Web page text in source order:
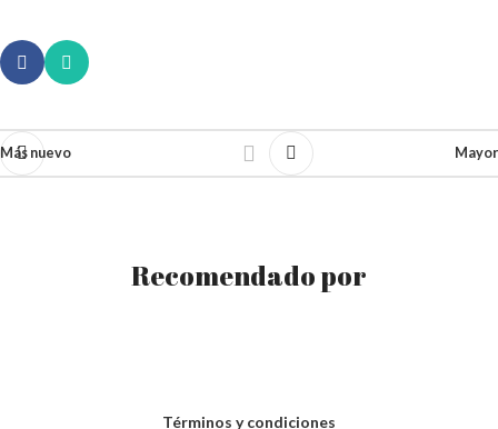
Más nuevo Mayor
Recomendado por
Términos y condiciones